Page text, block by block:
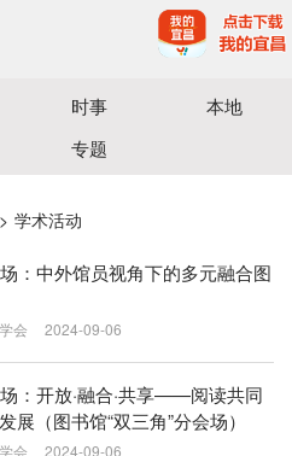
时事
本地
专题
> 学术活动
：中外馆员视角下的多元融合图
会 2024-09-06
：开放·融合·共享——阅读共同
展（图书馆“双三角”分会场）
会 2024-09-06